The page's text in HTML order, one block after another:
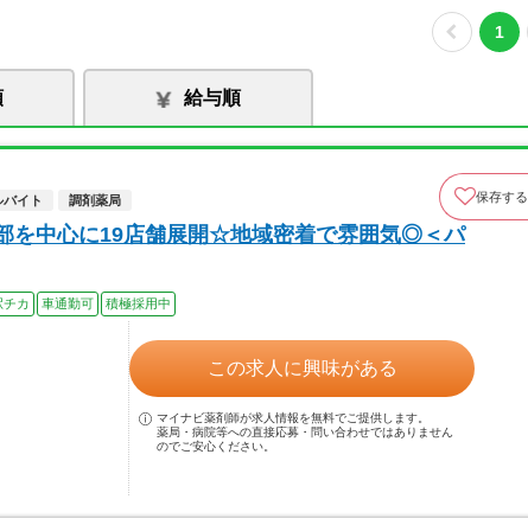
1
給与順
イト 調剤薬局 保存する
を中心に19店舗展開☆地域密着で雰囲気◎＜パ
チカ 車通勤可 積極採用中
この求人に興味がある
マイナビ薬剤師が求人情報を無料でご提供します。
薬局・病院等への直接応募・問い合わせではありません
のでご安心ください。